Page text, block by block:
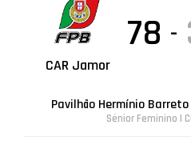
CAR Jamor
78 -
Pavilhão Hermínio
Sénior Feminino |